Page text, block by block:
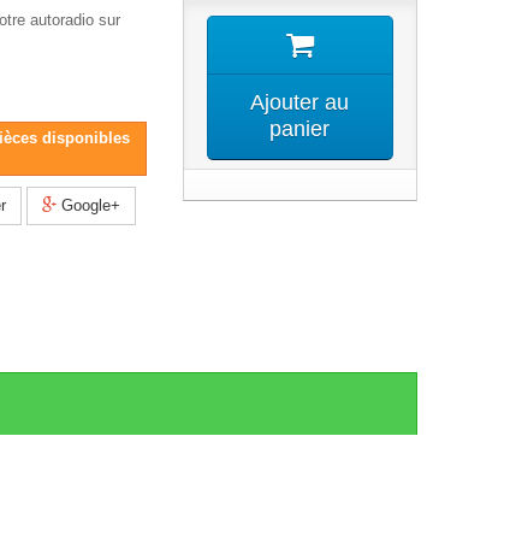
autoradio sur
disponibles
Google+
Ajouter au
panier